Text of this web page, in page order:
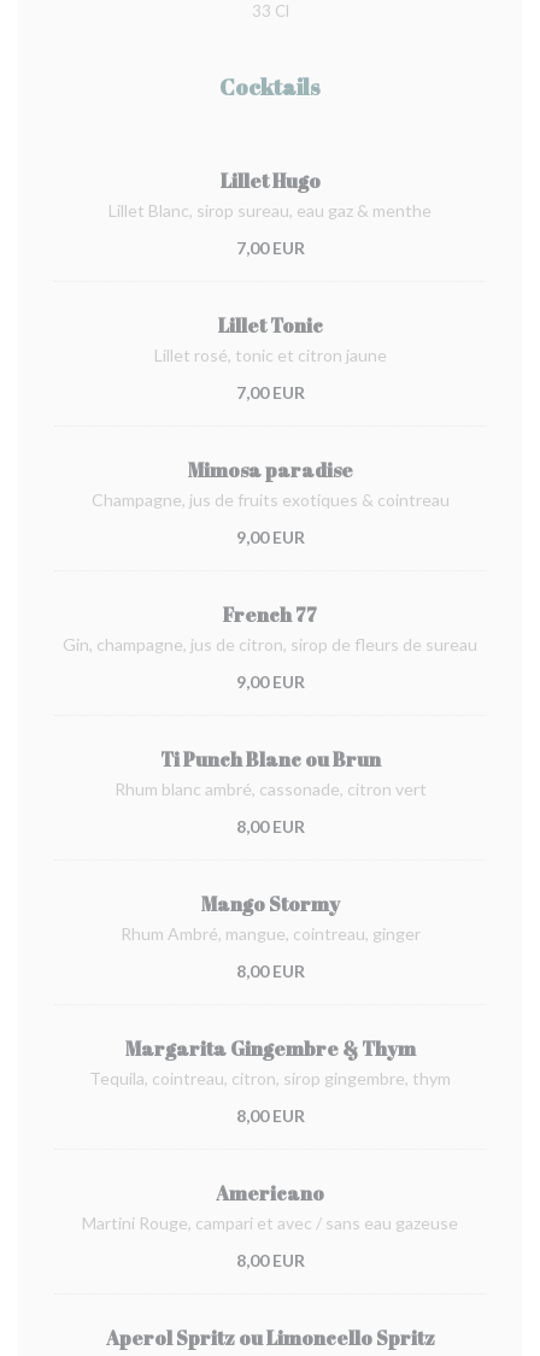
33 Cl
Cocktails
Lillet Hugo
Lillet Blanc, sirop sureau, eau gaz & menthe
7,00 EUR
Lillet Tonic
Lillet rosé, tonic et citron jaune
7,00 EUR
Mimosa paradise
Champagne, jus de fruits exotiques & cointreau
9,00 EUR
French 77
Gin, champagne, jus de citron, sirop de fleurs de sureau
9,00 EUR
Ti Punch Blanc ou Brun
Rhum blanc ambré, cassonade, citron vert
8,00 EUR
Mango Stormy
Rhum Ambré, mangue, cointreau, ginger
8,00 EUR
Margarita Gingembre & Thym
Tequila, cointreau, citron, sirop gingembre, thym
8,00 EUR
Americano
Martini Rouge, campari et avec / sans eau gazeuse
8,00 EUR
Aperol Spritz ou Limoncello Spritz